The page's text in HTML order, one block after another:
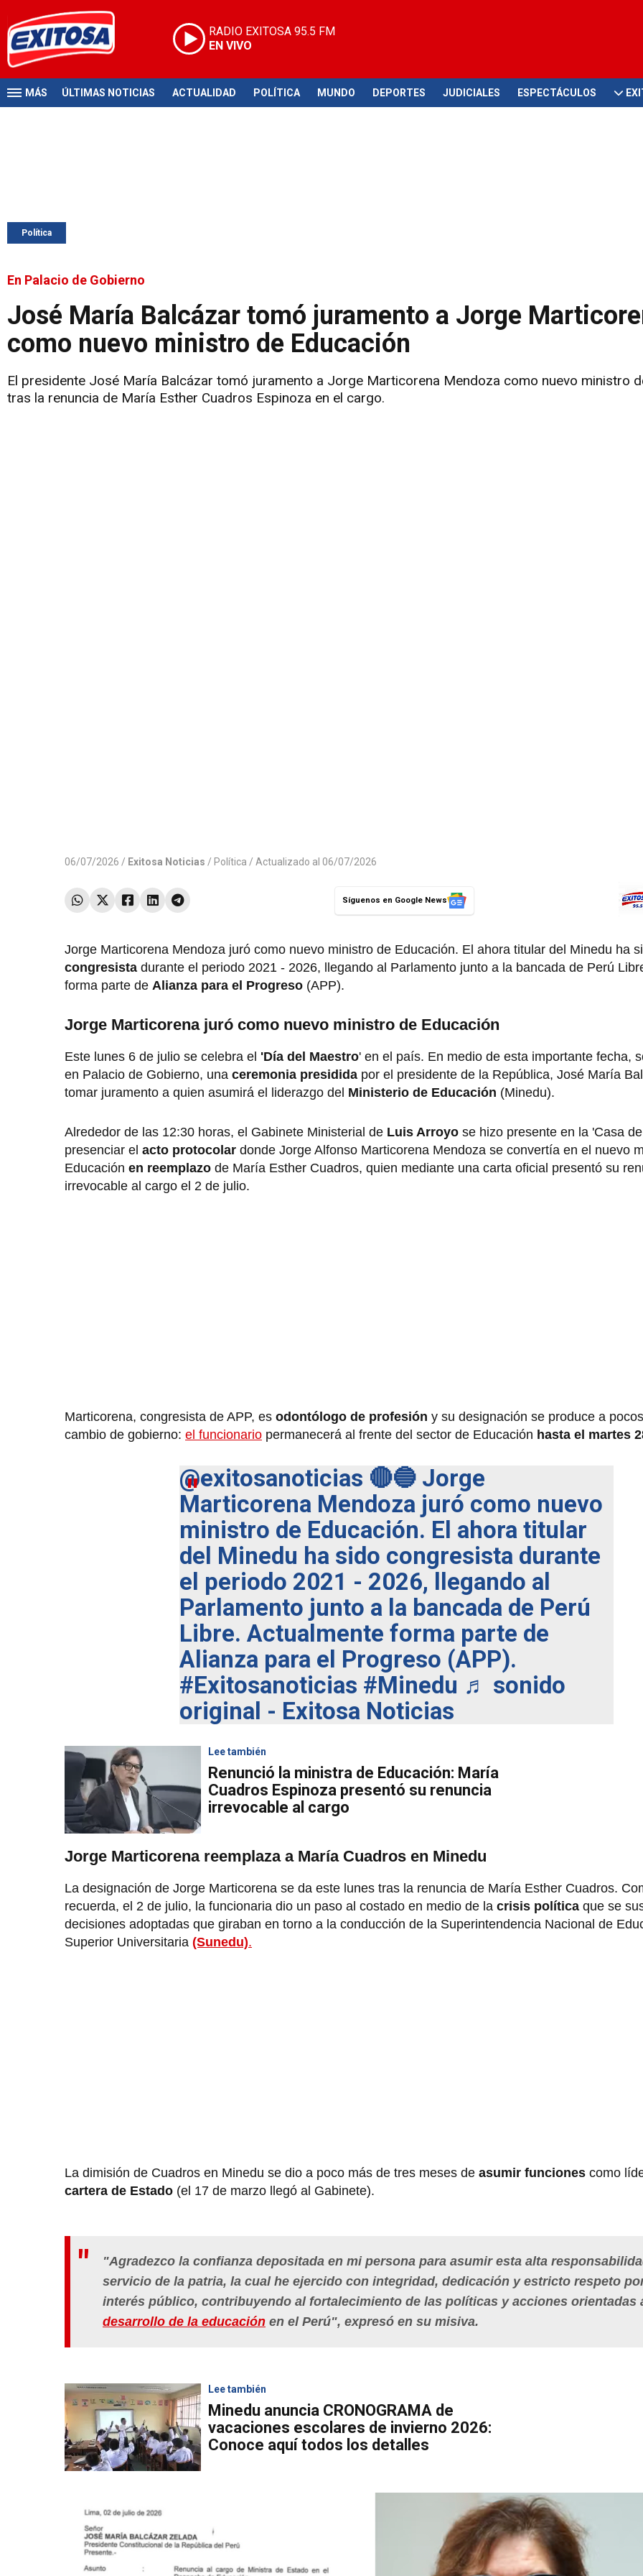
RADIO EXITOSA 95.5 FM
EN VIVO
MÁS ÚLTIMAS NOTICIAS ACTUALIDAD POLÍTICA MUNDO DEPORTES JUDICIALES ESPECTÁCULOS
Política
En Palacio de Gobierno
José María Balcázar tomó juramento a Jorge
como nuevo ministro de Educación
El presidente José María Balcázar tomó juramento a Jorge Marticorena Mendoza como nuevo ministro
tras la renuncia de María Esther Cuadros Espinoza en el cargo.
06/07/2026 / Exitosa Noticias / Política / Actualizado al 06/07/2026
Síguenos en Google News
Jorge Marticorena Mendoza juró como nuevo ministro de Educación. El ahora titular del Minedu ha
congresista durante el periodo 2021 - 2026, llegando al Parlamento junto a la bancada de Perú
forma parte de Alianza para el Progreso (APP).
Jorge Marticorena juró como nuevo ministro de Educación
Este lunes 6 de julio se celebra el 'Día del Maestro' en el país. En medio de esta importante fecha,
en Palacio de Gobierno, una ceremonia presidida por el presidente de la República, José María
tomar juramento a quien asumirá el liderazgo del Ministerio de Educación (Minedu).
Alrededor de las 12:30 horas, el Gabinete Ministerial de Luis Arroyo se hizo presente en la 'Casa
presenciar el acto protocolar donde Jorge Alfonso Marticorena Mendoza se convertía en el nuevo
Educación en reemplazo de María Esther Cuadros, quien mediante una carta oficial presentó su
irrevocable al cargo el 2 de julio.
Marticorena, congresista de APP, es odontólogo de profesión y su designación se produce a
cambio de gobierno: el funcionario permanecerá al frente del sector de Educación hasta el martes
@exitosanoticias 🔴🔵 Jorge
Marticorena Mendoza juró como nuevo
ministro de Educación. El ahora titular
del Minedu ha sido congresista durante
el periodo 2021 - 2026, llegando al
Parlamento junto a la bancada de Perú
Libre. Actualmente forma parte de
Alianza para el Progreso (APP).
#Exitosanoticias #Minedu ♬ sonido
original - Exitosa Noticias
Lee también
Renunció la ministra de Educación: María
Cuadros Espinoza presentó su renuncia
irrevocable al cargo
Jorge Marticorena reemplaza a María Cuadros en Minedu
La designación de Jorge Marticorena se da este lunes tras la renuncia de María Esther Cuadros.
recuerda, el 2 de julio, la funcionaria dio un paso al costado en medio de la crisis política que se
decisiones adoptadas que giraban en torno a la conducción de la Superintendencia Nacional de
Superior Universitaria (Sunedu).
La dimisión de Cuadros en Minedu se dio a poco más de tres meses de asumir funciones como
cartera de Estado (el 17 de marzo llegó al Gabinete).
"Agradezco la confianza depositada en mi persona para asumir esta alta
servicio de la patria, la cual he ejercido con integridad, dedicación y estricto respeto
interés público, contribuyendo al fortalecimiento de las políticas y acciones orientadas
desarrollo de la educación en el Perú", expresó en su misiva.
Lee también
Minedu anuncia CRONOGRAMA de
vacaciones escolares de invierno 2026:
Conoce aquí todos los detalles